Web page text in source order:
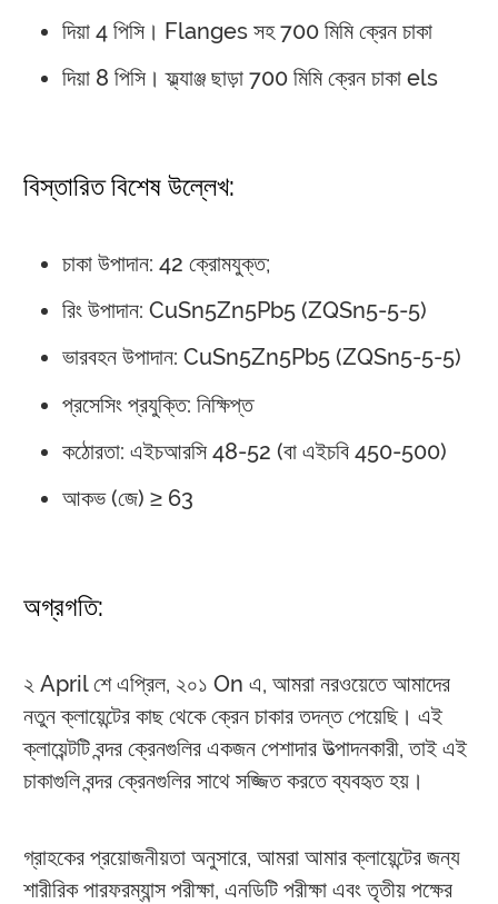
দিয়া 4 পিসি। Flanges সহ 700 মিমি ক্রেন চাকা
দিয়া 8 পিসি। ফ্ল্যাঞ্জ ছাড়া 700 মিমি ক্রেন চাকা els
বিস্তারিত বিশেষ উল্লেখ:
চাকা উপাদান: 42 ক্রোমযুক্ত;
রিং উপাদান: CuSn5Zn5Pb5 (ZQSn5-5-5)
ভারবহন উপাদান: CuSn5Zn5Pb5 (ZQSn5-5-5)
প্রসেসিং প্রযুক্তি: নিক্ষিপ্ত
কঠোরতা: এইচআরসি 48-52 (বা এইচবি 450-500)
আকভ (জে) ≥63
অগ্রগতি:
২ April শে এপ্রিল, ২০১ On এ, আমরা নরওয়েতে আমাদের
নতুন ক্লায়েন্টের কাছ থেকে ক্রেন চাকার তদন্ত পেয়েছি। এই
ক্লায়েন্টটি বন্দর ক্রেনগুলির একজন পেশাদার উত্পাদনকারী, তাই এই
চাকাগুলি বন্দর ক্রেনগুলির সাথে সজ্জিত করতে ব্যবহৃত হয়।
গ্রাহকের প্রয়োজনীয়তা অনুসারে, আমরা আমার ক্লায়েন্টের জন্য
শারীরিক পারফরম্যান্স পরীক্ষা, এনডিটি পরীক্ষা এবং তৃতীয় পক্ষের